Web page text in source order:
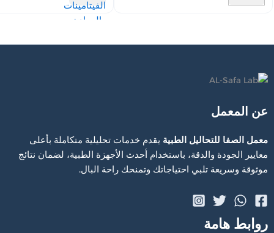
عن المعمل
معمل الصفا للتحاليل الطبية يقدم خدمات تحليلية متكاملة بأعلى
معايير الجودة والدقة، باستخدام أحدث الأجهزة الطبية، لضمان نتائج
موثوقة وسريعة تلبي احتياجاتك وتمنحك راحة البال.
روابط هامة